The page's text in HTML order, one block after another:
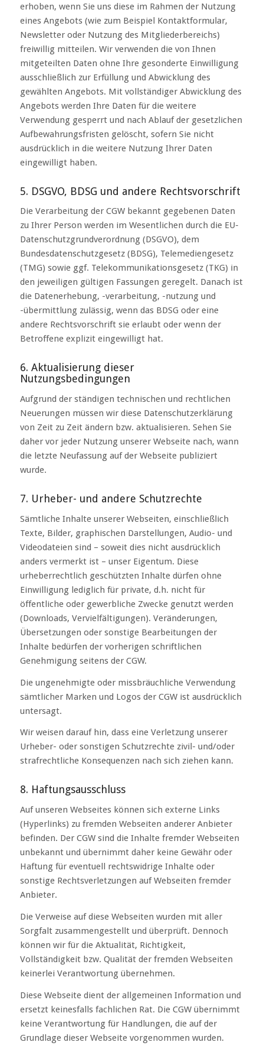
erhoben, wenn Sie uns diese im Rahmen der Nutzung
eines Angebots (wie zum Beispiel Kontaktformular,
Newsletter oder Nutzung des Mitgliederbereichs)
freiwillig mitteilen. Wir verwenden die von Ihnen
mitgeteilten Daten ohne Ihre gesonderte Einwilligung
ausschließlich zur Erfüllung und Abwicklung des
gewählten Angebots. Mit vollständiger Abwicklung des
Angebots werden Ihre Daten für die weitere
Verwendung gesperrt und nach Ablauf der gesetzlichen
Aufbewahrungsfristen gelöscht, sofern Sie nicht
ausdrücklich in die weitere Nutzung Ihrer Daten
eingewilligt haben.
5. DSGVO, BDSG und andere Rechtsvorschrift
Die Verarbeitung der CGW bekannt gegebenen Daten
zu Ihrer Person werden im Wesentlichen durch die EU-
Datenschutzgrundverordnung (DSGVO), dem
Bundesdatenschutzgesetz (BDSG), Telemediengesetz
(TMG) sowie ggf. Telekommunikationsgesetz (TKG) in
den jeweiligen gültigen Fassungen geregelt. Danach ist
die Datenerhebung, -verarbeitung, -nutzung und
-übermittlung zulässig, wenn das BDSG oder eine
andere Rechtsvorschrift sie erlaubt oder wenn der
Betroffene explizit eingewilligt hat.
6. Aktualisierung dieser
Nutzungsbedingungen
Aufgrund der ständigen technischen und rechtlichen
Neuerungen müssen wir diese Datenschutzerklärung
von Zeit zu Zeit ändern bzw. aktualisieren. Sehen Sie
daher vor jeder Nutzung unserer Webseite nach, wann
die letzte Neufassung auf der Webseite publiziert
wurde.
7. Urheber- und andere Schutzrechte
Sämtliche Inhalte unserer Webseiten, einschließlich
Texte, Bilder, graphischen Darstellungen, Audio- und
Videodateien sind – soweit dies nicht ausdrücklich
anders vermerkt ist – unser Eigentum. Diese
urheberrechtlich geschützten Inhalte dürfen ohne
Einwilligung lediglich für private, d.h. nicht für
öffentliche oder gewerbliche Zwecke genutzt werden
(Downloads, Vervielfältigungen). Veränderungen,
Übersetzungen oder sonstige Bearbeitungen der
Inhalte bedürfen der vorherigen schriftlichen
Genehmigung seitens der CGW.
Die ungenehmigte oder missbräuchliche Verwendung
sämtlicher Marken und Logos der CGW ist ausdrücklich
untersagt.
Wir weisen darauf hin, dass eine Verletzung unserer
Urheber- oder sonstigen Schutzrechte zivil- und/oder
strafrechtliche Konsequenzen nach sich ziehen kann.
8. Haftungsausschluss
Auf unseren Webseites können sich externe Links
(Hyperlinks) zu fremden Webseiten anderer Anbieter
befinden. Der CGW sind die Inhalte fremder Webseiten
unbekannt und übernimmt daher keine Gewähr oder
Haftung für eventuell rechtswidrige Inhalte oder
sonstige Rechtsverletzungen auf Webseiten fremder
Anbieter.
Die Verweise auf diese Webseiten wurden mit aller
Sorgfalt zusammengestellt und überprüft. Dennoch
können wir für die Aktualität, Richtigkeit,
Vollständigkeit bzw. Qualität der fremden Webseiten
keinerlei Verantwortung übernehmen.
Diese Webseite dient der allgemeinen Information und
ersetzt keinesfalls fachlichen Rat. Die CGW übernimmt
keine Verantwortung für Handlungen, die auf der
Grundlage dieser Webseite vorgenommen wurden.